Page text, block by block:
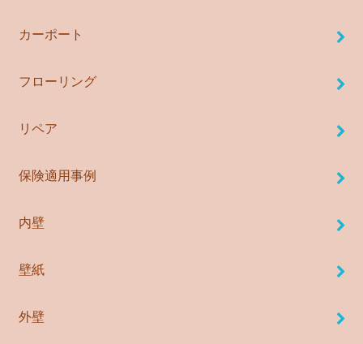
カーポート
フローリング
リペア
保険適用事例
内壁
壁紙
外壁